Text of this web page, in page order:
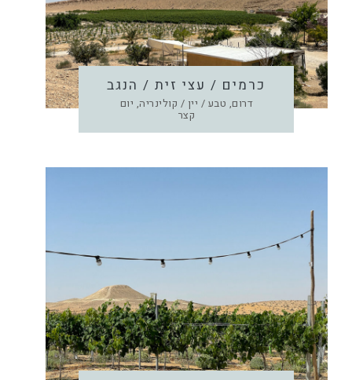
כרמים / עצי זית / הנגב
דרום, טבע / יין / קולינריה, יום
קצר